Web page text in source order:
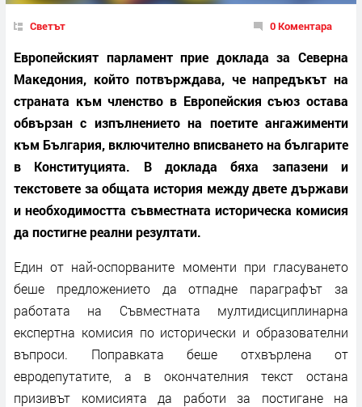
Светът 0 Коментара
Европейският парламент прие доклада за Северна
Македония, който потвърждава, че напредъкът на
страната към членство в Европейския съюз остава
обвързан с изпълнението на поетите ангажименти
към България, включително вписването на българите
в Конституцията. В доклада бяха запазени и
текстовете за общата история между двете държави
и необходимостта съвместната историческа комисия
да постигне реални резултати.
Един от най-оспорваните моменти при гласуването
беше предложението да отпадне параграфът за
работата на Съвместната мултидисциплинарна
експертна комисия по исторически и образователни
въпроси. Поправката беше отхвърлена от
евродепутатите, а в окончателния текст остана
призивът комисията да работи за постигане на